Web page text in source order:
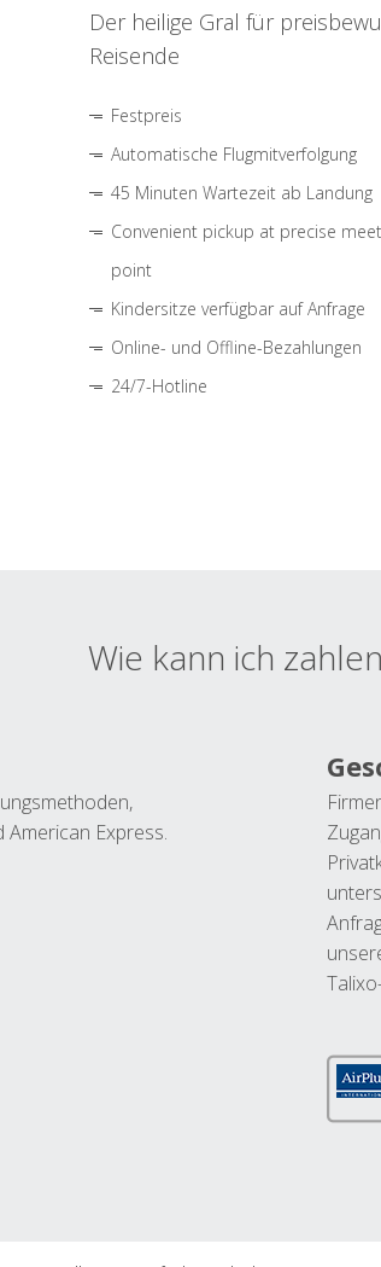
Der heilige Gral für
Reisende
Festpreis
Automatische Flugmitverfolgung
45 Minuten Wartezeit ab Landung
Convenient pickup at precise
point
Kindersitze verfügbar auf Anfrage
Online- und Offline-Bezahlungen
24/7-Hotline
Wie kann ich
American Express.